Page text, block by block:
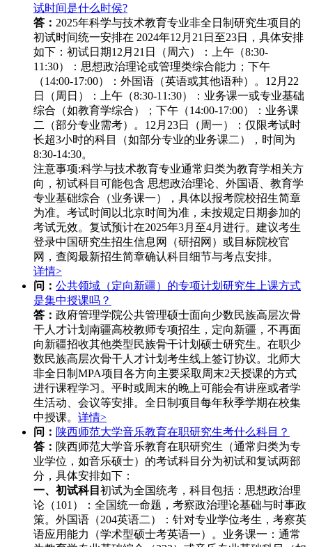
试时间是什么时侯?
答： 2025年科学与技术教育专业非全日制研究生项目的
初试时间统一安排在 ‌2024年12月21日至23日‌，具体安排
如下： 初试日期‌12月21日（周六）‌：
上午（8:30-
11:30）：思想政治理论或管理类综合能力； 下午
（14:00-17:00）：外国语（英语或其他语种）。 12月22
日（周日）‌：
上午（8:30-11:30）：业务课一或专业基础
综合（如教育学综合）； 下午（14:00-17:00）：业务课
二（部分专业需考）。 12月23日（周一）‌： 仅限考试时
长超3小时的科目（如部分专业的业务课二），时间为
8:30-14:30。
注意事项‌:科学与技术教育专业通常归类为教育学相关方
向，初试科目可能包含 ‌思想政治理论、外国语、教育学
专业基础综合‌（业务课一），具体以报考院校招生简章
为准。 考试时间以北京时间为准，未按规定日期参加的
考试无效。 复试预计在2025年3月至4月进行。 建议考生
登录中国研究生招生信息网（研招网）或目标院校官
网，查阅最新招生简章确认科目细节与考点安排。
详情>
问： 公共领域（定向新疆）的专项计划研究生上课方式
是集中授课吗？
答： 政府管理学院公共管理硕士面向少数民族高层次骨
干人才计划南疆高校教师专项招生，定向新疆，不再面
向新疆招收其他类型民族骨干计划硕士研究生。在职少
数民族高层次骨干人才计划考生线上签订协议。北师大
非全日制MPA项目各方向主要采取周末2天授课的方式
进行课程学习。平时或周末的晚上可能会有讲座或者学
生活动、会议等安排。全日制项目每年秋季学期在校集
中授课。 详情>
问： 陕西师范大学音乐教育在职研究生考什么科目？
答： 陕西师范大学音乐教育在职研究生（通常归类为专
业学位，如音乐硕士）的考试科目分为初试和复试两部
分，具体安排如下：
一、初试科目 初试为全国统考，科目包括：思想政治理
论（101）‌：全国统一命题，考察政治理论基础与时事政
策。外国语（204英语二）‌：针对专业学位考生，考察英
语应用能力（学术型硕士考英语一）。业务课一‌：通常